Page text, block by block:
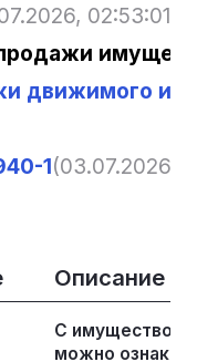
02:53:01)
движимого
1(03.07.2026,
Описание
С имуществом,
можно